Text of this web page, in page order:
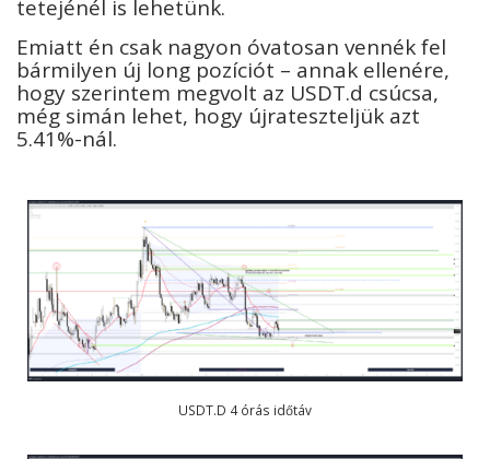
tetejénél is lehetünk.
Emiatt én csak nagyon óvatosan vennék fel
bármilyen új long pozíciót – annak ellenére,
hogy szerintem megvolt az USDT.d csúcsa,
még simán lehet, hogy újrateszteljük azt
5.41%-nál.
USDT.D 4 órás időtáv